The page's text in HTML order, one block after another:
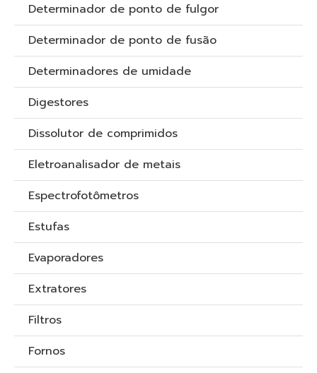
Determinador de ponto de fulgor
Determinador de ponto de fusão
Determinadores de umidade
Digestores
Dissolutor de comprimidos
Eletroanalisador de metais
Espectrofotômetros
Estufas
Evaporadores
Extratores
Filtros
Fornos